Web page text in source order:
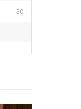
30